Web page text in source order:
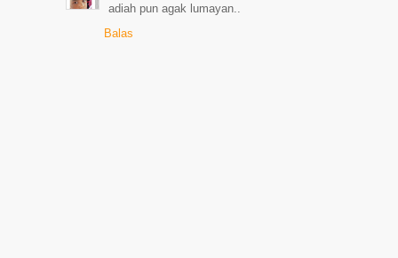
adiah pun agak lumayan..
Balas